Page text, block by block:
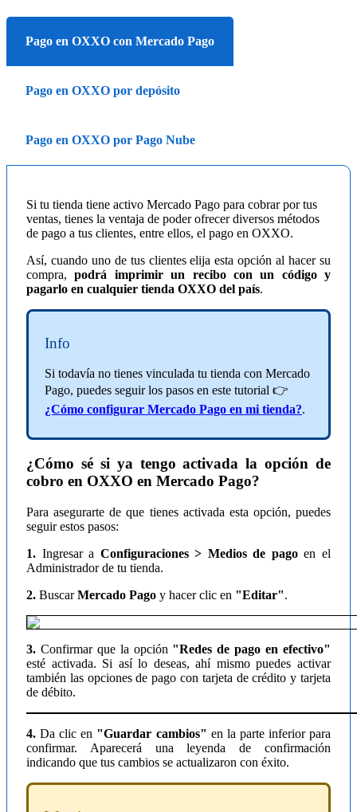
Pago en OXXO con Mercado Pago
Pago en OXXO por depósito
Pago en OXXO por Pago Nube
Si tu tienda tiene activo Mercado Pago para cobrar por tus
ventas, tienes la ventaja de poder ofrecer diversos métodos
de pago a tus clientes, entre ellos, el pago en OXXO.
Así, cuando uno de tus clientes elija esta opción al hacer su
compra,podrá imprimir un recibo con un código y
pagarlo en cualquier tienda OXXO del país.
Info
Si todavía no tienes vinculada tu tienda con Mercado
Pago, puedes seguir los pasos en este tutorial 👉
¿Cómo configurar Mercado Pago en mi tienda?.
¿Cómo sé si ya tengo activada la opción de
cobro en OXXO en Mercado Pago?
Para asegurarte de que tienes activada esta opción, puedes
seguir estos pasos:
1. Ingresar a Configuraciones > Medios de pagoen el
Administrador de tu tienda.
2. BuscarMercado Pago y hacer clic en "Editar".
3. Confirmar que la opción "Redes de pago en efectivo"
esté activada. Si así lo deseas, ahí mismo puedes activar
también las opciones de pago con tarjeta de crédito y tarjeta
de débito.
4. Da clic en "Guardar cambios" en la parte inferior para
confirmar. Aparecerá una leyenda de confirmación
indicando que tus cambios se actualizaron con éxito.